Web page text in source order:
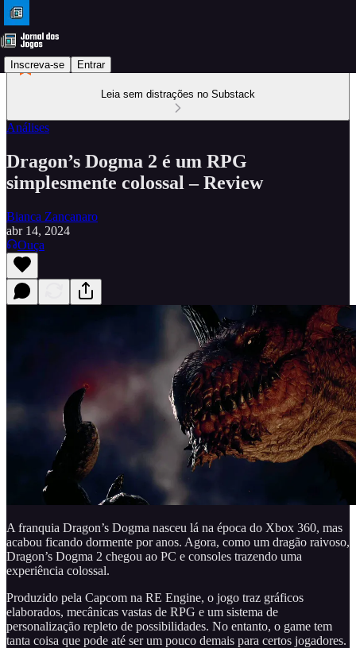
Inscreva-se Entrar
Leia sem distrações no Substack
Análises
Dragon’s Dogma 2 é um RPG
simplesmente colossal – Review
Bianca Zancanaro
abr 14, 2024
Ouça
A franquia Dragon’s Dogma nasceu lá na época do Xbox 360, mas
acabou ficando dormente por anos. Agora, como um dragão raivoso,
Dragon’s Dogma 2 chegou ao PC e consoles trazendo uma
experiência colossal.
Produzido pela Capcom na RE Engine, o jogo traz gráficos
elaborados, mecânicas vastas de RPG e um sistema de
personalização repleto de possibilidades. No entanto, o game tem
tanta coisa que pode até ser um pouco demais para certos jogadores.